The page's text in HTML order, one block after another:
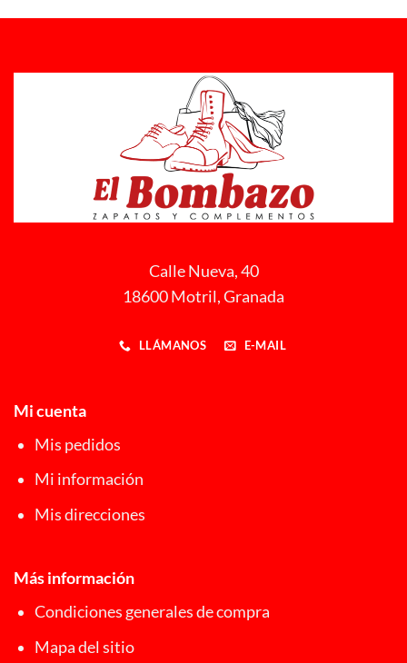
Calle Nueva, 40
18600 Motril, Granada
LLÁMANOS E-MAIL
Mi cuenta
Mis pedidos
Mi información
Mis direcciones
Más información
Condiciones generales de compra
Mapa del sitio